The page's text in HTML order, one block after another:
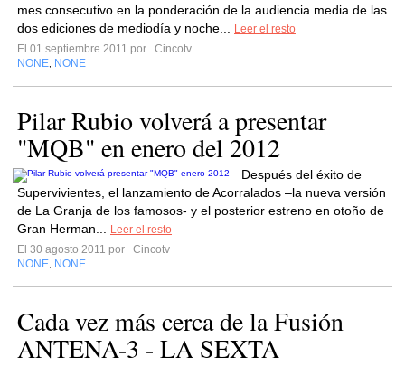
mes consecutivo en la ponderación de la audiencia media de las
dos ediciones de mediodía y noche...
Leer el resto
El 01 septiembre 2011 por
Cincotv
NONE NONE
Pilar Rubio volverá a presentar
"MQB" en enero del 2012
Después del éxito de
Supervivientes, el lanzamiento de Acorralados –la nueva versión
de La Granja de los famosos- y el posterior estreno en otoño de
Gran Herman...
Leer el resto
El 30 agosto 2011 por
Cincotv
NONE NONE
Cada vez más cerca de la Fusión
ANTENA-3 - LA SEXTA